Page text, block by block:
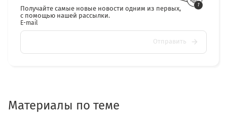
Получайте самые новые новости одним из первых,
с помощью нашей рассылки.
E-mail
Отправить
Материалы по теме